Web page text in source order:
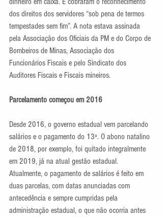
dos direitos dos servidores “sob pena de termos
tempestades sem fim”. A nota estava assinada
pela Associação dos Oficiais da PM e do Corpo de
Bombeiros de Minas, Associação dos
Funcionários Fiscais e pelo Sindicato dos
Auditores Fiscais e Fiscais mineiros.
Parcelamento começou em 2016
Desde 2016, o governo estadual vem parcelando
salários e o pagamento do 13º. O abono natalino
de 2018, por exemplo, foi quitado integralmente
em 2019, já na atual gestão estadual.
Atualmente, o pagamento de salários é feito em
duas parcelas, com datas anunciadas com
antecedência e sempre cumpridas pela
administração estadual, o que não ocorria antes